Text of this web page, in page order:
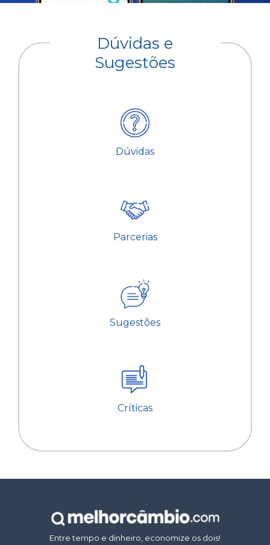
Dúvidas e
Sugestões
Dúvidas
Parcerias
Sugestões
Críticas
Entre tempo e dinheiro, economize os dois!